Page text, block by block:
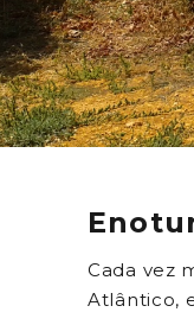
Cada vez
Atlântico,